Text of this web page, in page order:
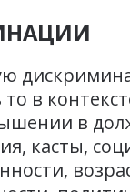
в
в
касты,